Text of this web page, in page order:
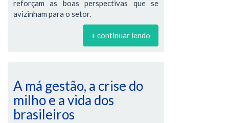
reforçam as boas perspectivas que se
avizinham para o setor.
+ continuar lendo
A má gestão, a crise do
milho e a vida dos
brasileiros